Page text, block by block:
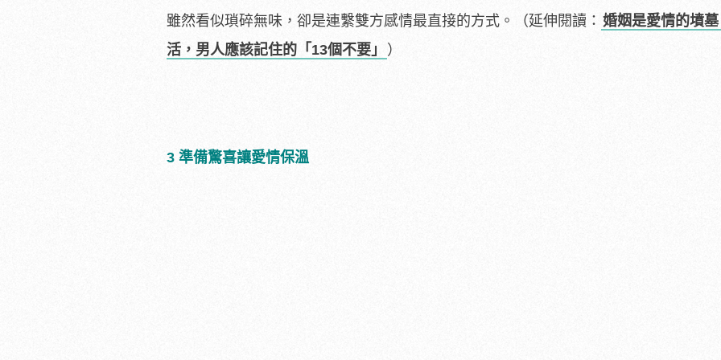
雖然看似瑣碎無味，卻是連繫雙方感情最直接的方式。（延伸閱讀： 婚姻是愛情的墳
活，男人應該記住的「13個不要」
）
3 準備驚喜讓愛情保溫